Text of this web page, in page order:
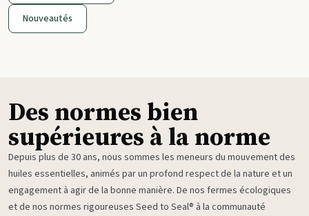
Nouveautés
Des normes bien
supérieures à la norme
Depuis plus de 30 ans, nous sommes les meneurs du mouvement des
huiles essentielles, animés par un profond respect de la nature et un
engagement à agir de la bonne manière. De nos fermes écologiques
et de nos normes rigoureuses Seed to Seal® à la communauté